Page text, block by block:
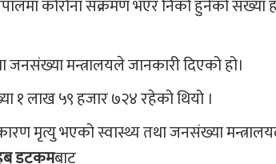
कोरोना संक्रमण भएर निको हुनेको संख्या
मन्त्रालयले जानकारी दिएको हो।
१ लाख ५९ हजार ७२४ रहेको थियो ।
मृत्यु भएको स्वास्थ्य तथा जनसंख्या
डटकमबाट